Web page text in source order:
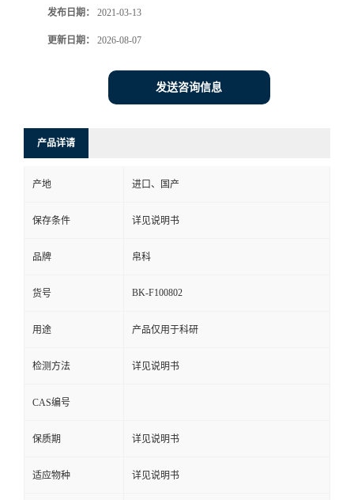
发布日期： 2021-03-13
更新日期： 2026-08-07
发送咨询信息
产品详请
产地 进口、国产
保存条件 详见说明书
品牌 帛科
货号 BK-F100802
用途 产品仅用于科研
检测方法 详见说明书
CAS编号
保质期 详见说明书
适应物种 详见说明书